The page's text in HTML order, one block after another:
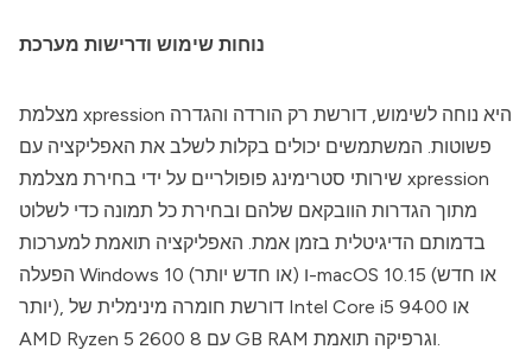
נוחות שימוש ודרישות מערכת
מצלמת xpression
פשוטות. המשתמשים יכולים בקלות לשלב את האפליקציה עם
שירותי סטרימינג פופולריים על ידי בחירת מצלמת xpression
מתוך הגדרות הוובקאם שלהם ובחירת כל תמונה כדי לשלוט
בדמותם הדיגיטלית בזמן אמת. האפליקציה תואמת למערכות
הפעלה Windows 10 (או חדש יותר) ו-macOS 10.15 (או חדש
יותר), דורשת חומרה מינימלית של Intel Core i5 9400 או
AMD Ryzen 5 2600 עם 8 GB RAM וגרפיקה תואמת.